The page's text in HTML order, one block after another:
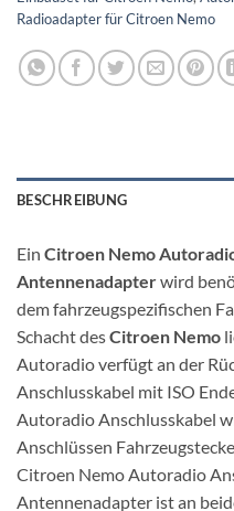
Radioadapter für Citroen Nemo
BESCHREIBUNG
Ein Citroen Nemo
Antennenadapterwird
dem fahrzeugspezifischen
Schacht desCitroen Nemo
Autoradio verfügt an der
Anschlusskabel mit ISO
Autoradio Anschlusskabel
Anschlüssen
Citroen Nemo Autoradio
Antennenadapter ist an